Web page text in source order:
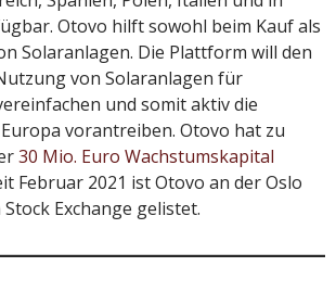
Otovo hilft sowohl beim Kauf als
Solaranlagen. Die Plattform will den
von Solaranlagen für
und somit aktiv die
vorantreiben. Otovo hat zu
30 Mio. Euro Wachstumskapital
Februar 2021 ist Otovo an der Oslo
Exchange gelistet.